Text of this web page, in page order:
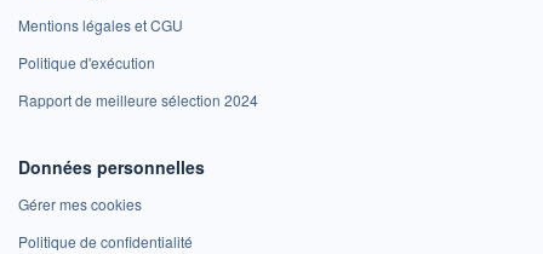
Mentions légales et CGU
Politique d'exécution
Rapport de meilleure sélection 2024
Données personnelles
Gérer mes cookies
Politique de confidentialité